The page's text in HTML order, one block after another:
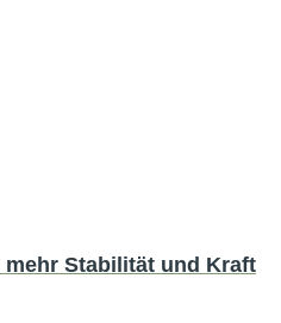
mehr Stabilität und Kraft